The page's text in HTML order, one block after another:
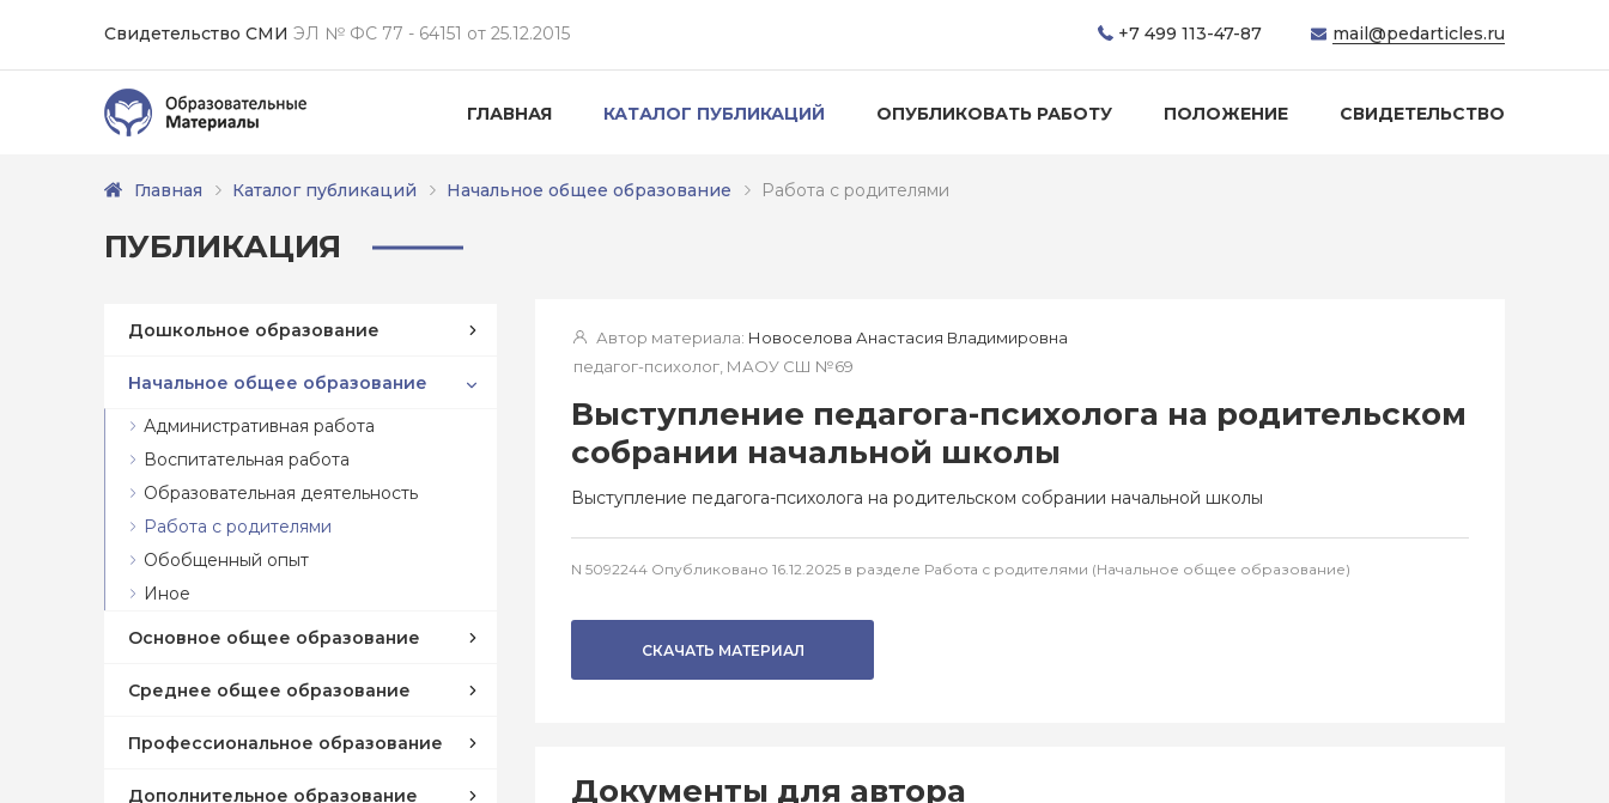
Свидетельство СМИ ЭЛ № ФС 77 - 64151 от 25.12.2015 +7 499 113-47-87 mail@pedarticles.ru
ГЛАВНАЯ КАТАЛОГ ПУБЛИКАЦИЙ ОПУБЛИКОВАТЬ РАБОТУ ПОЛОЖЕНИЕ СВИДЕТЕЛЬСТВО
Главная Каталог публикаций Начальное общее образование Работа с родителями
ПУБЛИКАЦИЯ
Дошкольное образование
Начальное общее образование
Административная работа
Воспитательная работа
Образовательная деятельность
Работа с родителями
Обобщенный опыт
Иное
Основное общее образование
Среднее общее образование
Профессиональное образование
Дополнительное образование
Автор материала: Новоселова Анастасия Владимировна
педагог-психолог, МАОУ СШ №69
Выступление педагога-психолога на родительском
собрании начальной школы
Выступление педагога-психолога на родительском собрании начальной школы
N 5092244 Опубликовано 16.12.2025 в разделе Работа с родителями (Начальное общее образование)
СКАЧАТЬ МАТЕРИАЛ
Документы для автора